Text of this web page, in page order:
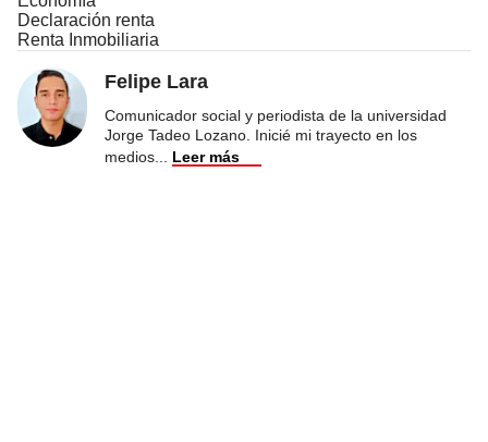
Declaración renta
Renta Inmobiliaria
Felipe Lara
Comunicador social y periodista de la universidad
Jorge Tadeo Lozano. Inicié mi trayecto en los
medios
Leer más